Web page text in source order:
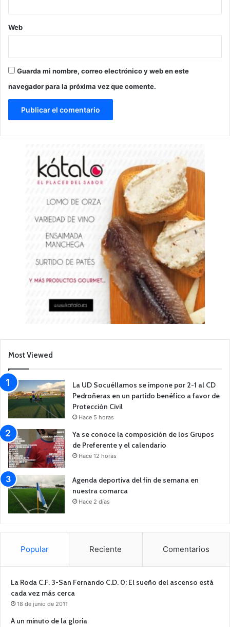
Web
Guarda mi nombre, correo electrónico y web en este
navegador para la próxima vez que comente.
Most Viewed
La UD Socuéllamos se impone por 2-1 al CD
Pedroñeras en un partido benéfico a favor de
Protección Civil
Hace 5 horas
Ya se conoce la composición de los Grupos
de Preferente y el calendario
Hace 12 horas
Agenda deportiva del fin de semana en
nuestra comarca
Hace 2 días
Popular Reciente Comentarios
La Roda C.F. 3-San Fernando C.D. 0: El sueño del ascenso está
cada vez más cerca
18 de junio de 2011
A un minuto de la gloria